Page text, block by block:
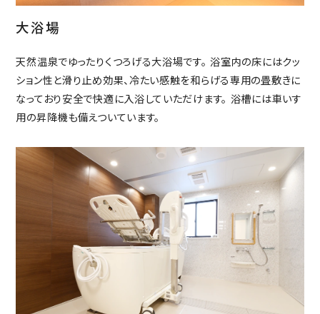
大浴場
天然温泉でゆったりくつろげる大浴場です。 浴室内の床にはクッ
ション性と滑り止め効果、冷たい感触を和らげる専用の畳敷きに
なっており安全で快適に入浴していただけます。 浴槽には車いす
用の昇降機も備えついています。